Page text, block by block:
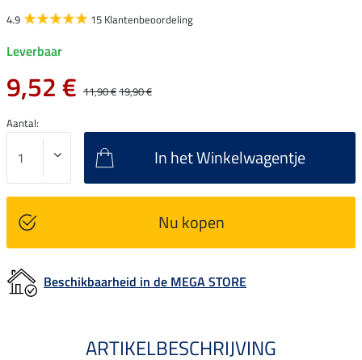
4.9 15 Klantenbeoordeling
Leverbaar
9,52 € 11,90 €19,90 €
Aantal:
In het Winkelwagentje
Nu kopen
Beschikbaarheid in de MEGA STORE
ARTIKELBESCHRIJVING